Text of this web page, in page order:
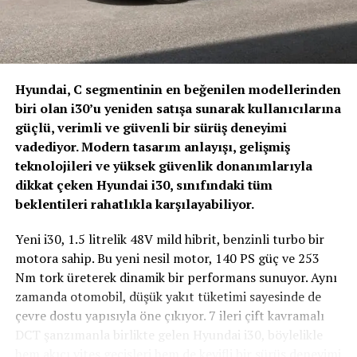
dayanıklılık yarışlarında büyük başarılar elde eden
efsanevi Ferrari spor prototiplerinden alan Ferrari
Vision Gran Turismo’nun tasarımı, Flavio Manzoni
alındı. Sıra dışı orantılara ve fütüristik çizgilere sahip
otomobil, 330 P3 ve 512 S gibi şaheserlerin DNA’sını
somutlaştırarak, Ferrari’nin yarış tarihine atıfta
bulunuyor ve kapalı tekerlekli yarış otomobillerinin
evrimine ışık tutuyor.
GranTurismo 7 Kullanıcıları Yarışacak
Monte-Carlo’daki Gran Turismo Dünya Finalleri
sırasında tanıtılan Ferrari Vision Gran Turismo, 23
Aralık 2022’den itibaren tüm GT7 kullanıcılarının
kullanımına sunulacak. 27 Kasım’daki lansmanın
ardından, GT7 kullanıcıları oyun üzerinden bir
yarışmaya katılabilecek. Kazanan katılımcılara 15
Hyundai, C segmentinin en beğenilen modellerinden
biri olan i30’u yeniden satışa sunarak kullanıcılarına
güçlü, verimli ve güvenli bir sürüş deneyimi
vadediyor. Modern tasarım anlayışı, gelişmiş
teknolojileri ve yüksek güvenlik donanımlarıyla
dikkat çeken Hyundai i30, sınıfındaki tüm
beklentileri rahatlıkla karşılayabiliyor.
Yeni i30, 1.5 litrelik 48V mild hibrit, benzinli turbo bir
motora sahip. Bu yeni nesil motor, 140 PS güç ve 253
Nm tork üreterek dinamik bir performans sunuyor. Aynı
zamanda otomobil, düşük yakıt tüketimi sayesinde de
çevre dostu yapısıyla öne çıkıyor. 7 ileri çift kavramalı
DCT şanzımanla birlikte gelen Hyundai i30, böylelikle